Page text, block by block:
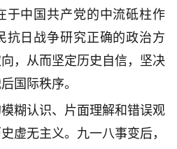
于中国共产党的中流砥柱作
抗日战争研究正确的政治方
，从而坚定历史自信，坚决
国际秩序。
认识、片面理解和错误观
虚无主义。九一八事变后，